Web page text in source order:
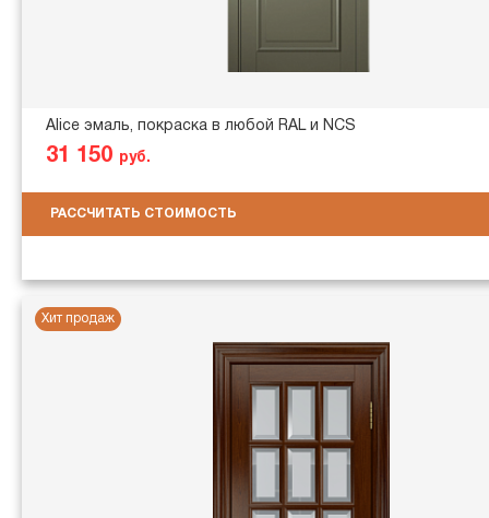
Alice эмаль, покраска в любой RAL и NCS
31 150 руб.
РАССЧИТАТЬ СТОИМОСТЬ
Хит продаж